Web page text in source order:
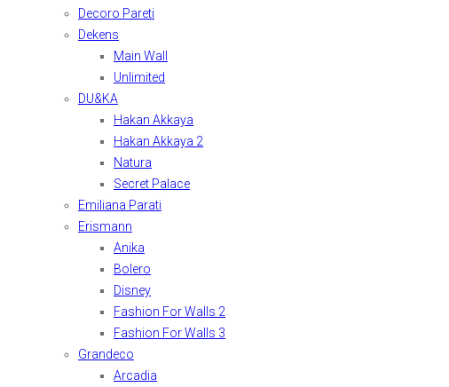
Decoro Pareti
Dekens
Main Wall
Unlimited
DU&KA
Hakan Akkaya
Hakan Akkaya 2
Natura
Secret Palace
Emiliana Parati
Erismann
Anika
Bolero
Disney
Fashion For Walls 2
Fashion For Walls 3
Grandeco
Arcadia